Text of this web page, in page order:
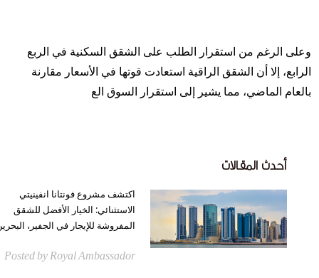
وعلى الرغم من استقرار الطلب على الشقق السكنية في الربع
الرابع، إلا أن الشقق الراقية استعادت قوتها في الأسعار مقارنة
بالعام الماضي، مما يشير إلى استقرار السوق الع
أحدث المقالات
اكتشف مشروع فونتانا انفينيتي
الاستثنائي: الخيار الأفضل للشقق
المفروشة للإيجار في الجفير،
Posted by Royal Ambassador